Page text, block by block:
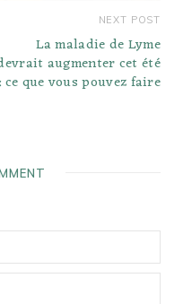
NEXT POST
La maladie de Lyme
augmenter cet été
: ce que vous pouvez faire